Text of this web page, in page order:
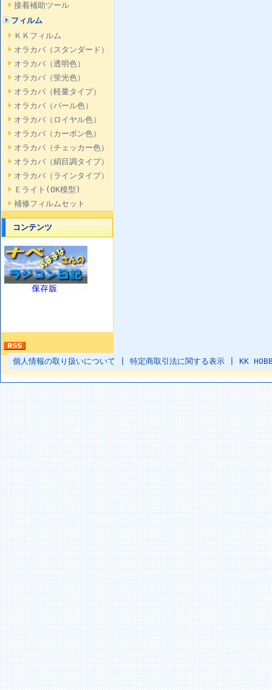
接着補助ツール
フィルム
ＫＫフィルム
オラカバ（スタンダード）
オラカバ（透明色）
オラカバ（蛍光色）
オラカバ（軽量タイプ）
オラカバ（パール色）
オラカバ（ロイヤル色）
オラカバ（カーボン色）
オラカバ（チェッカー色）
オラカバ（絹目調タイプ）
オラカバ（ラインタイプ）
Ｅライト(OK模型)
補修フィルムセット
コンテンツ
個人情報の取り扱いについて 特定商取引法に関する表示 KK